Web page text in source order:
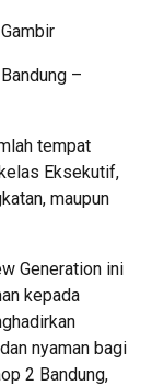
–
tempat
Eksekutif,
maupun
Generation ini
kepada
nyaman bagi
2 Bandung,